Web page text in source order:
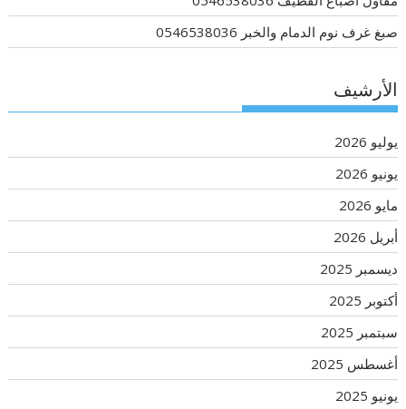
صبغ غرف نوم الدمام والخبر 0546538036
الأرشيف
يوليو 2026
يونيو 2026
مايو 2026
أبريل 2026
ديسمبر 2025
أكتوبر 2025
سبتمبر 2025
أغسطس 2025
يونيو 2025